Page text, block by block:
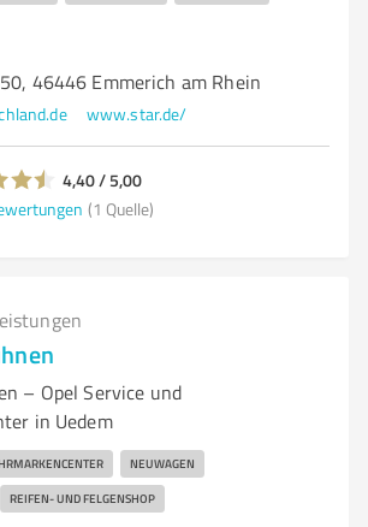
46446 Emmerich am Rhein
www.star.de/
4,40 / 5,00
(1 Quelle)
– Opel Service und
in Uedem
NEUWAGEN
REIFEN- UND FELGENSHOP